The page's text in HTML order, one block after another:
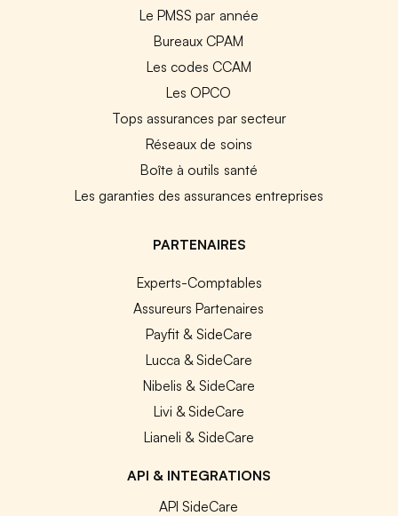
Le PMSS par année
Bureaux CPAM
Les codes CCAM
Les OPCO
Tops assurances par secteur
Réseaux de soins
Boîte à outils santé
Les garanties des assurances entreprises
PARTENAIRES
Experts-Comptables
Assureurs Partenaires
Payfit & SideCare
Lucca & SideCare
Nibelis & SideCare
Livi & SideCare
Lianeli & SideCare
API & INTEGRATIONS
API SideCare